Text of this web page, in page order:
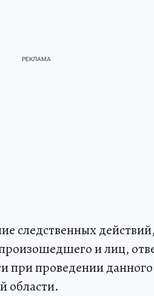
следственных
и лиц,
при проведении
области.